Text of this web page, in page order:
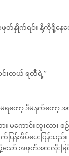
နှိုက်ရင်း နို့ကိုစို့နေတ
င်းတယ် ရတီရဲ့”
ရတော့ ဒီမနက်တော့ အ
မကောင်းဘူးလား စ
ြန်အိပ်ပေးပြန်သည်
ာ် အဖုတ်အားလိုးခြ